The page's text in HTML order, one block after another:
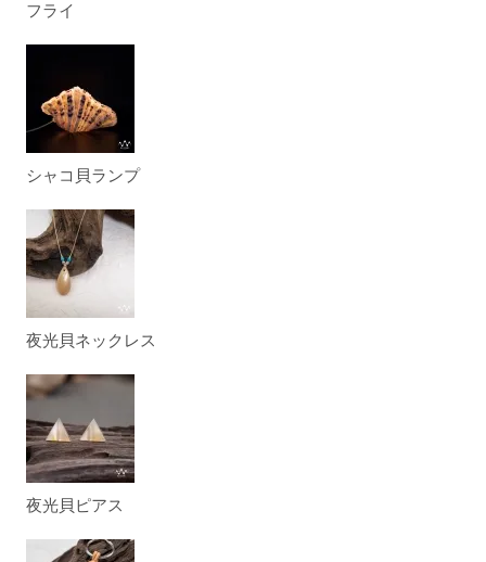
フライ
シャコ貝ランプ
夜光貝ネックレス
夜光貝ピアス